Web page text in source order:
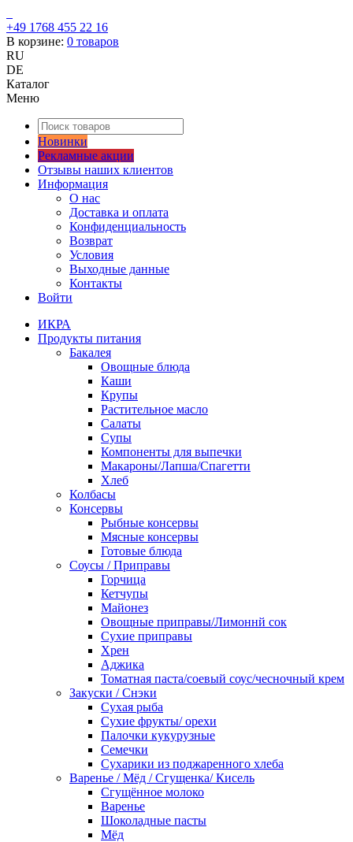
+49 1768 455 22 16
В корзине: 0 товаров
RU
DE
Каталог
Меню
Новинки
Рекламные акции
Отзывы наших клиентов
Информация
О нас
Доставка и оплата
Конфиденциальность
Возврат
Условия
Выходные данные
Контакты
Войти
ИКРА
Продукты питания
Бакалея
Овощные блюда
Каши
Крупы
Растительное масло
Салаты
Супы
Компоненты для выпечки
Макароны/Лапша/Спагетти
Хлеб
Колбасы
Консервы
Рыбные консервы
Мясные консервы
Готовые блюда
Соусы / Приправы
Горчица
Кетчупы
Майонез
Овощные приправы/Лимоннй сок
Сухие приправы
Хрен
Аджика
Томатная паста/соевый соус/чесночный крем
Закуски / Снэки
Сухая рыба
Сухие фрукты/ орехи
Палочки кукурузные
Семечки
Сухарики из поджаренного хлеба
Варенье / Мёд / Сгущенка/ Кисель
Сгущённое молоко
Варенье
Шоколадные пасты
Мёд